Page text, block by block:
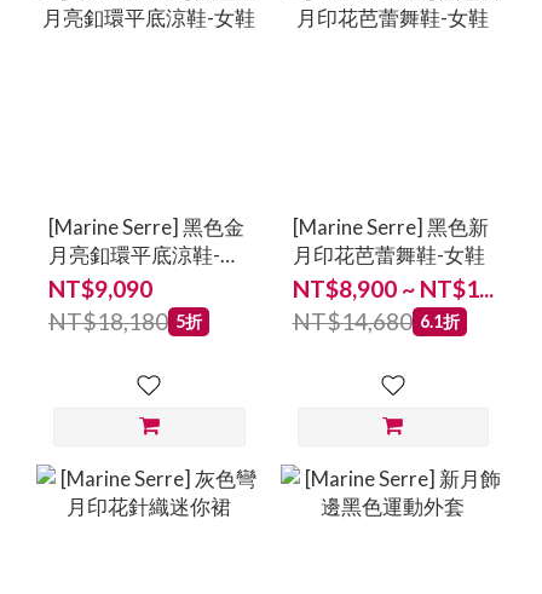
[Marine Serre] 黑色金
月亮釦環平底涼鞋-女
鞋
NT$9,090
NT$18,180 5折
[Marine Serre] 黑色新
月印花芭蕾舞鞋-女鞋
NT$8,900 ~ NT$1...
NT$14,680 6.1折